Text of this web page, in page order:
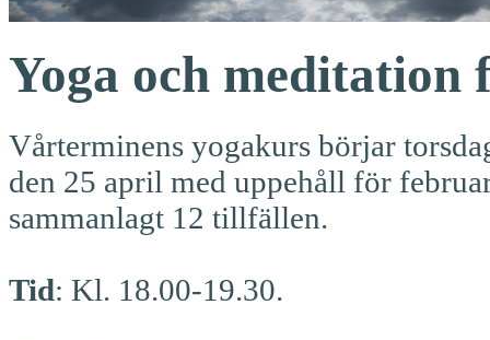
Yoga och meditation
Vårterminens yogakurs börjar
den 25 april med uppehåll för
sammanlagt 12 tillfällen.
Tid: Kl. 18.00-19.30.